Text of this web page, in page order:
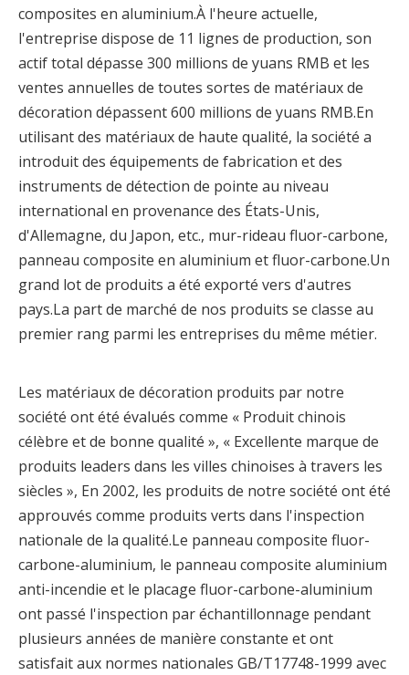
composites en aluminium.À l'heure actuelle,
l'entreprise dispose de 11 lignes de production, son
actif total dépasse 300 millions de yuans RMB et les
ventes annuelles de toutes sortes de matériaux de
décoration dépassent 600 millions de yuans RMB.En
utilisant des matériaux de haute qualité, la société a
introduit des équipements de fabrication et des
instruments de détection de pointe au niveau
international en provenance des États-Unis,
d'Allemagne, du Japon, etc., mur-rideau fluor-carbone,
panneau composite en aluminium et fluor-carbone.Un
grand lot de produits a été exporté vers d'autres
pays.La part de marché de nos produits se classe au
premier rang parmi les entreprises du même métier.
Les matériaux de décoration produits par notre
société ont été évalués comme « Produit chinois
célèbre et de bonne qualité », « Excellente marque de
produits leaders dans les villes chinoises à travers les
siècles », En 2002, les produits de notre société ont été
approuvés comme produits verts dans l'inspection
nationale de la qualité.Le panneau composite fluor-
carbone-aluminium, le panneau composite aluminium
anti-incendie et le placage fluor-carbone-aluminium
ont passé l'inspection par échantillonnage pendant
plusieurs années de manière constante et ont
satisfait aux normes nationales GB/T17748-1999 avec